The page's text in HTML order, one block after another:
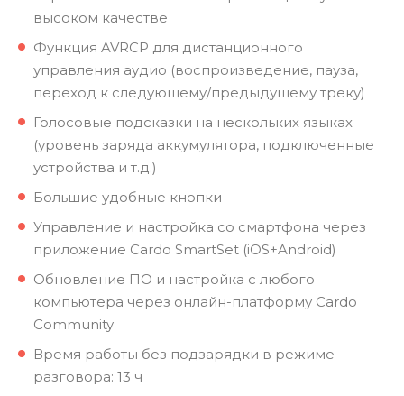
высоком качестве
Функция AVRCP для дистанционного
управления аудио (воспроизведение, пауза,
переход к следующему/предыдущему треку)
Голосовые подсказки на нескольких языках
(уровень заряда аккумулятора, подключенные
устройства и т.д.)
Большие удобные кнопки
Управление и настройка со смартфона через
приложение Cardo SmartSet (iOS+Android)
Обновление ПО и настройка с любого
компьютера через онлайн-платформу Cardo
Community
Время работы без подзарядки в режиме
разговора: 13 ч